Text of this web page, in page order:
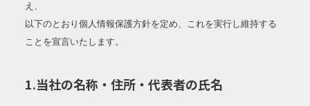
え、
以下のとおり個人情報保護方針を定め、これを実行し維持する
ことを宣言いたします。
1.当社の名称・住所・代表者の氏名